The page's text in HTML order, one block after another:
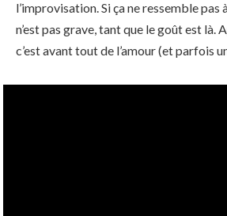
l’improvisation. Si ça ne ressemble pas
n’est pas grave, tant que le goût est là.
c’est avant tout de l’amour (et parfois